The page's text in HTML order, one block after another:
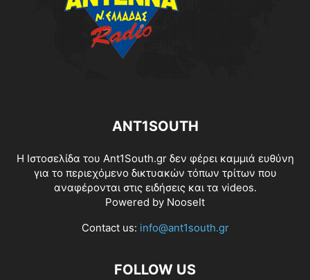
ANT1SOUTH
Η Ιστοσελίδα του Ant1South.gr δεν φέρει καμμιά ευθύνη
για το περιεχόμενο δικτυακών τόπων τρίτων που
αναφέρονται στις ειδήσεις και τα videos.
Powered by NooseIt
Contact us: info@ant1south.gr
FOLLOW US